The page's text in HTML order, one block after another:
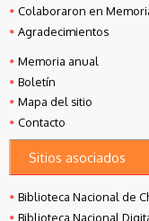
Colaboraron en
Agradecimientos
Memoria anual
Boletín
Mapa del sitio
Contacto
Sitios asociados
Biblioteca Nacional de
Biblioteca Nacional